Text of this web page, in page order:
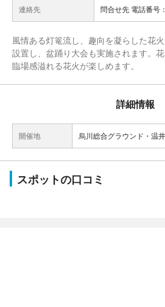
連絡先 問合せ先 電話番号
風情ある灯篭流し、趣向を凝らした花
設置し、盆踊り大会も実施されます。花
臨場感溢れる花火が楽しめます。
詳細情報
開催地 烏川総合グラウンド・温
スポットの口コミ